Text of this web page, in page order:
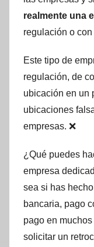
realmente una
regulación o
Este tipo de
regulación, de
ubicación en un
ubicaciones
empresas. ❌
¿Qué puedes
empresa
sea si has
bancaria, pago
pago en
solicitar un